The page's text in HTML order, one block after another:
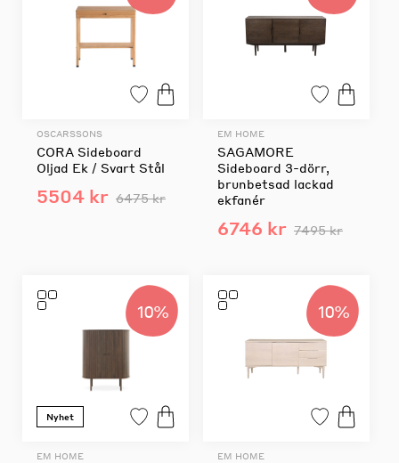
OSCARSSONS
CORA Sideboard
Oljad Ek / Svart Stål
5504 kr 6475 kr
EM HOME
SAGAMORE
Sideboard 3-dörr,
brunbetsad lackad
ekfanér
6746 kr 7495 kr
10%
Nyhet
EM HOME
10%
EM HOME